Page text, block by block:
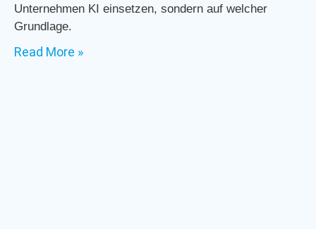
Unternehmen KI einsetzen, sondern auf welcher
Grundlage.
Read More »